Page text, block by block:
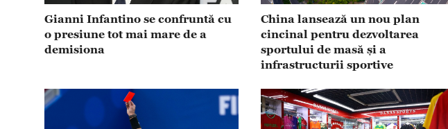
Gianni Infantino se confruntă cu
o presiune tot mai mare de a
demisiona
China lansează un nou plan
cincinal pentru dezvoltarea
sportului de masă și a
infrastructurii sportive